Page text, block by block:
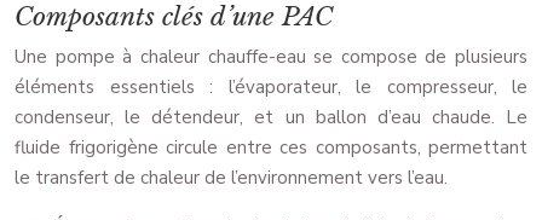
Composants clés d’une PAC
Une pompe à chaleur chauffe-eau se compose de plusieurs
éléments essentiels : l’évaporateur, le compresseur, le
condenseur, le détendeur, et un ballon d’eau chaude. Le
fluide frigorigène circule entre ces composants, permettant
le transfert de chaleur de l’environnement vers l’eau.